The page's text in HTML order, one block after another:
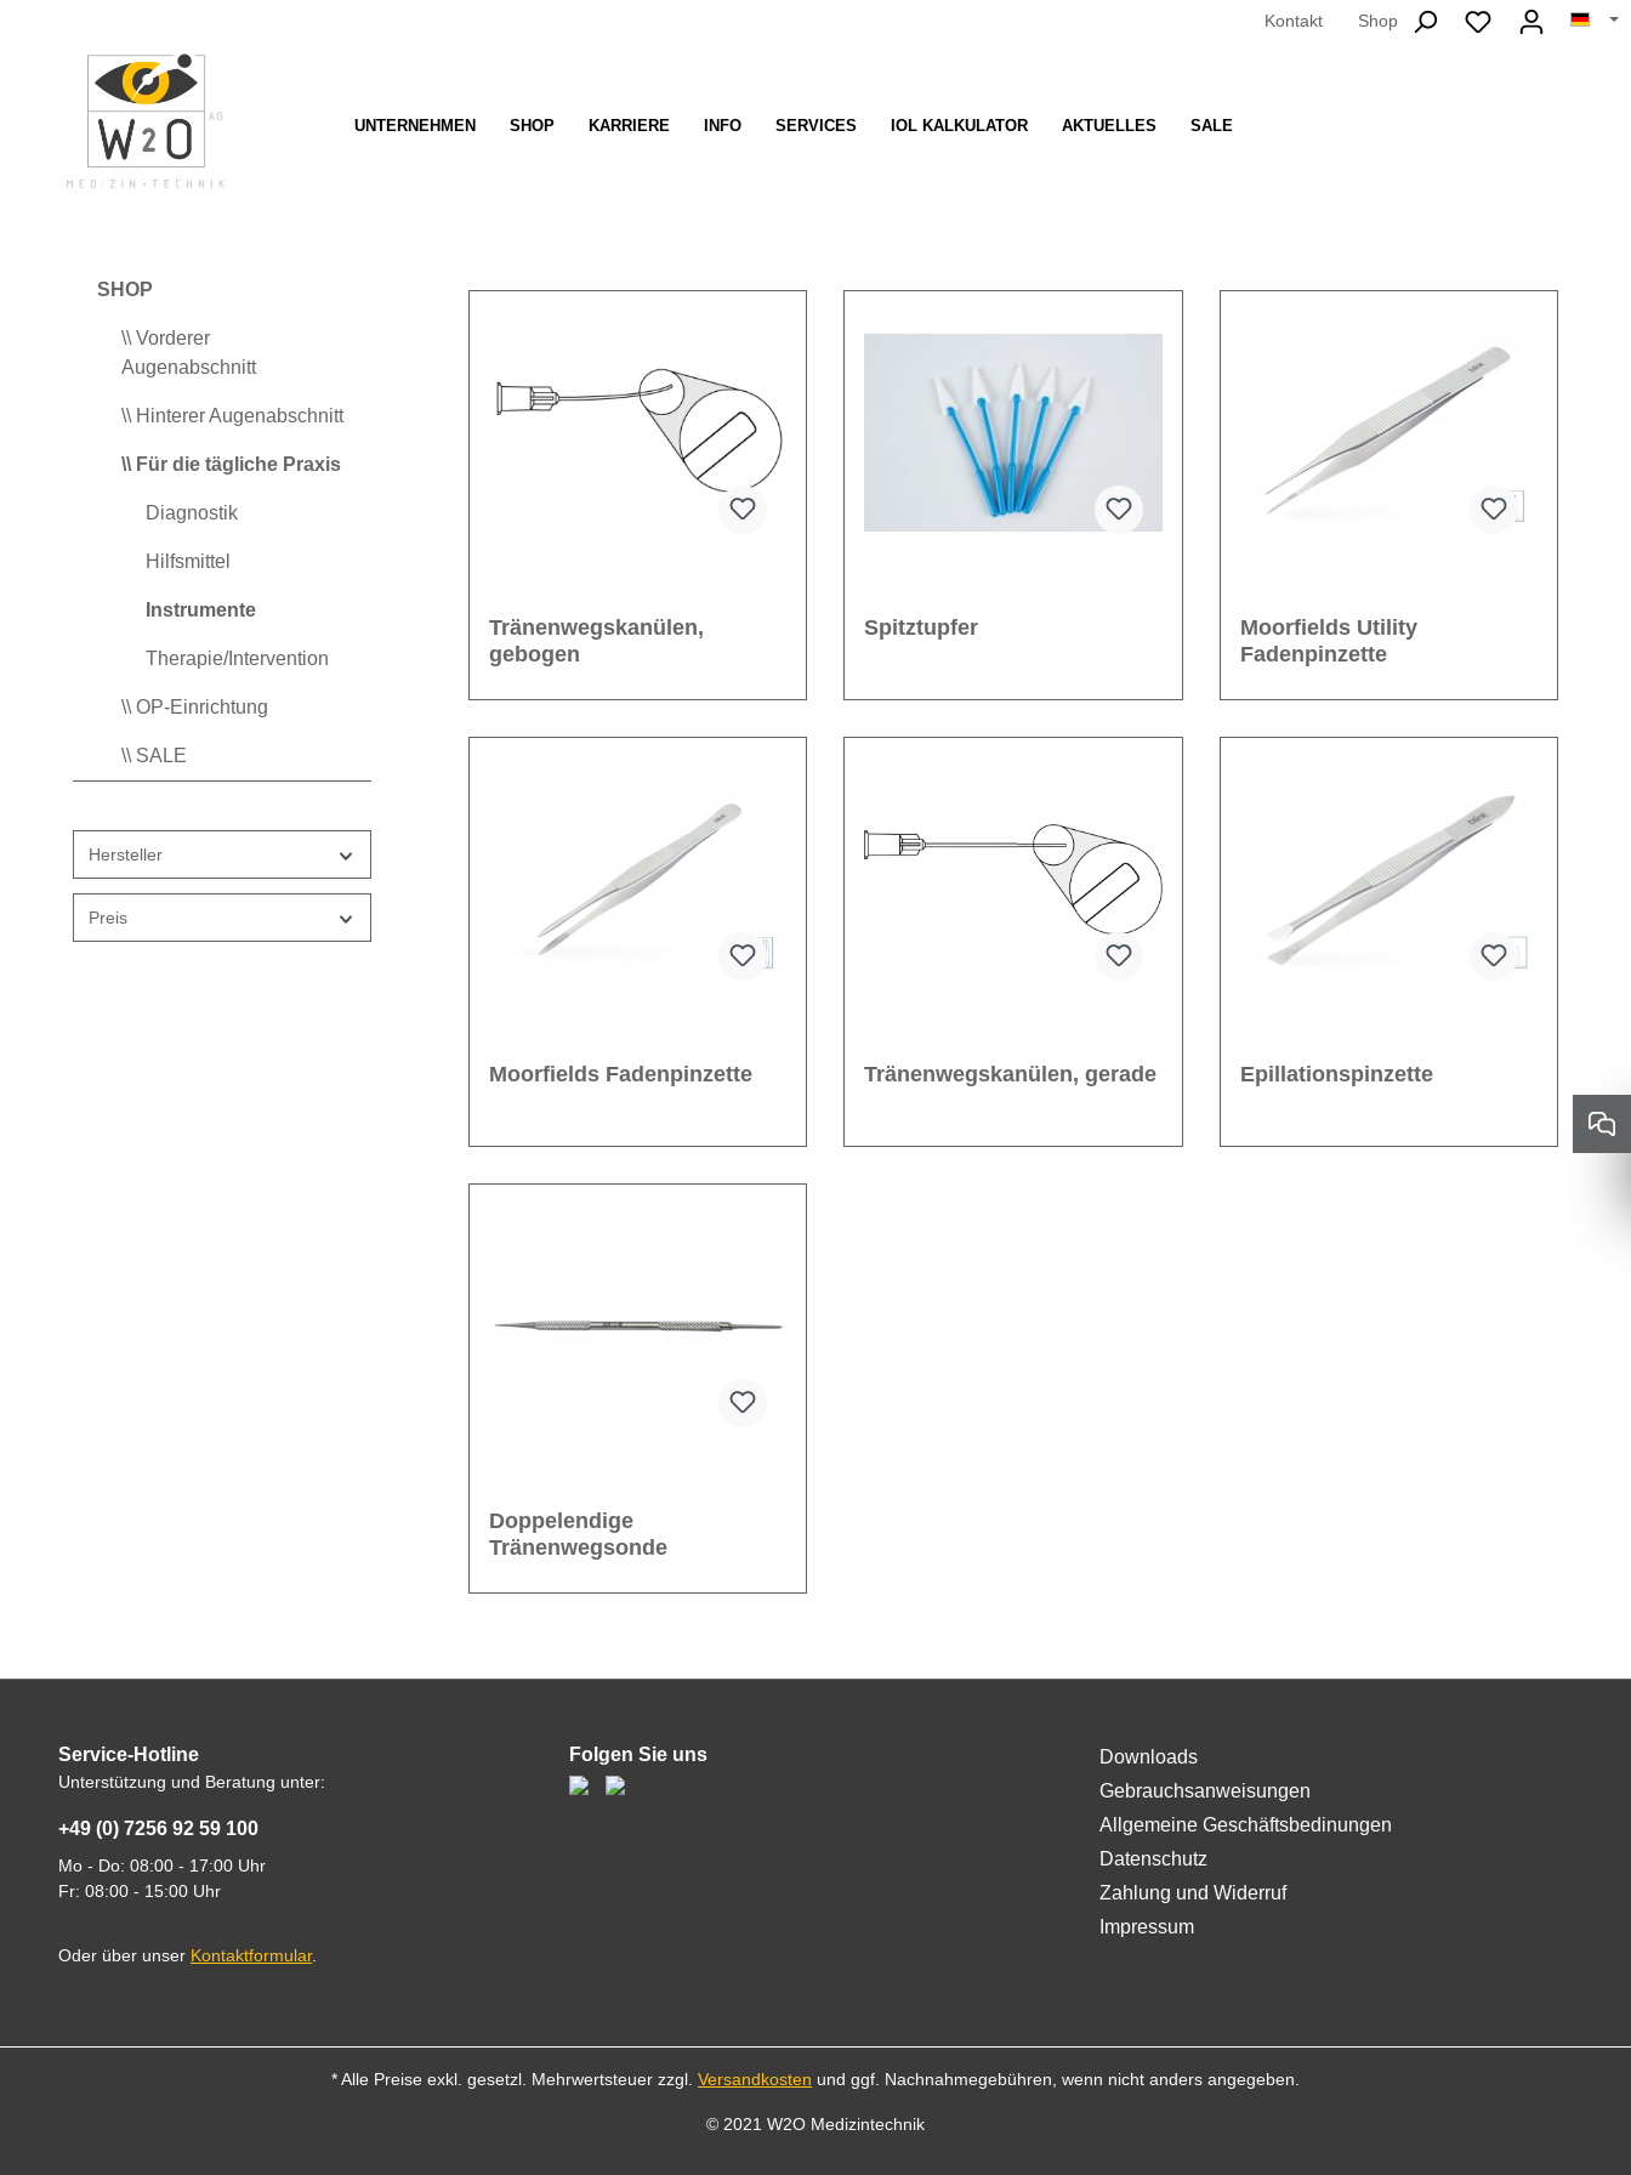
Kontakt Shop
UNTERNEHMEN SHOP KARRIERE INFO SERVICES IOL KALKULATOR AKTUELLES SALE
SHOP
\\ Vorderer
Augenabschnitt
\\ Hinterer Augenabschnitt
\\ Für die tägliche Praxis
Diagnostik
Hilfsmittel
Instrumente
Therapie/Intervention
\\ OP-Einrichtung
\\ SALE
Hersteller
Preis
Tränenwegskanülen,
gebogen
Spitztupfer
Moorfields Utility
Fadenpinzette
Moorfields Fadenpinzette Tränenwegskanülen, gerade Epillationspinzette
Doppelendige
Tränenwegsonde
Service-Hotline
Unterstützung und Beratung unter:
+49 (0) 7256 92 59 100
Mo - Do: 08:00 - 17:00 Uhr
Fr: 08:00 - 15:00 Uhr
Oder über unser Kontaktformular.
Folgen Sie uns
Downloads
Gebrauchsanweisungen
Allgemeine Geschäftsbedinungen
Datenschutz
Zahlung und Widerruf
Impressum
* Alle Preise exkl. gesetzl. Mehrwertsteuer zzgl. Versandkosten und ggf. Nachnahmegebühren, wenn nicht anders angegeben.
© 2021 W2O Medizintechnik